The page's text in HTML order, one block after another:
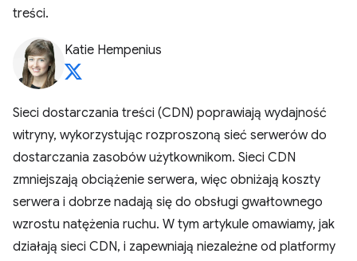
treści.
Katie Hempenius
Sieci dostarczania treści (CDN) poprawiają wydajność
witryny, wykorzystując rozproszoną sieć serwerów do
dostarczania zasobów użytkownikom. Sieci CDN
zmniejszają obciążenie serwera, więc obniżają koszty
serwera i dobrze nadają się do obsługi gwałtownego
wzrostu natężenia ruchu. W tym artykule omawiamy, jak
działają sieci CDN, i zapewniają niezależne od platformy